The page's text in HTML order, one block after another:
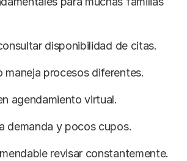
disponibilidad de citas.
maneja procesos diferentes.
agendamiento virtual.
demanda y pocos cupos.
revisar constantemente.